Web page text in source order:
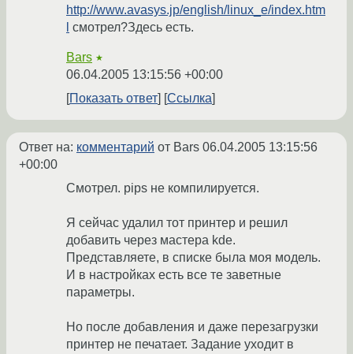
http://www.avasys.jp/english/linux_e/index.htm
смотрел?Здесь есть.
Bars ★
06.04.2005 13:15:56 +00:00
Показать ответ
Ссылка
Ответ на: комментарий от Bars 06.04.2005 13:15:56
+00:00
Смотрел. pips не компилируется.
Я сейчас удалил тот принтер и решил
добавить через мастера kde.
Представляете, в списке была моя модель.
И в настройках есть все те заветные
параметры.
Но после добавления и даже перезагрузки
принтер не печатает. Задание уходит в